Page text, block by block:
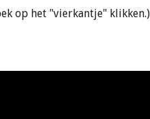
op het "vierkantje" klikken.)